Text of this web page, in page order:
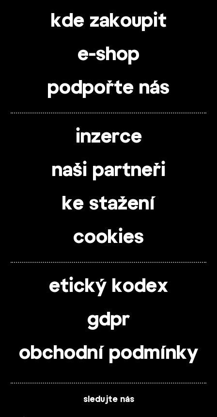
kde zakoupit
e-shop
podpořte nás
inzerce
naši partneři
ke stažení
cookies
etický kodex
gdpr
obchodní podmínky
sledujte nás